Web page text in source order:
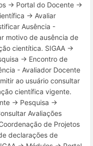
→ Portal do Docente →
→ Avaliar
Ausência -
motivo de ausência de
cientítica. SIGAA →
→ Encontro de
- Avaliador Docente
ao usuário consultar
científica vigente.
→ Pesquisa →
Avaliações
de Projetos
declarações de